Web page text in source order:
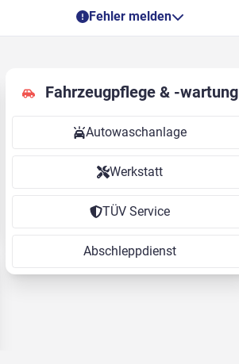
Fehler melden
Fahrzeugpflege & -wartung
Autowaschanlage
Werkstatt
TÜV Service
Abschleppdienst